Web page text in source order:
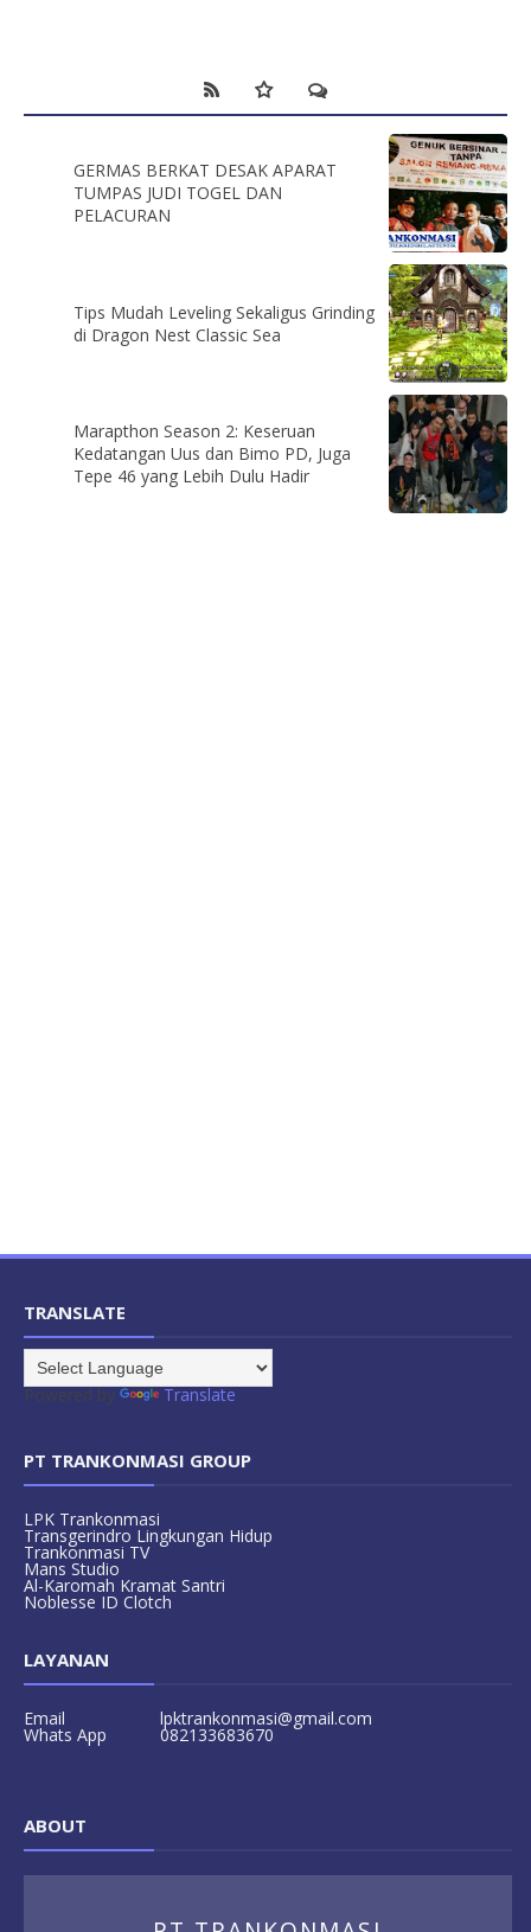
GERMAS BERKAT DESAK APARAT
TUMPAS JUDI TOGEL DAN
PELACURAN
Tips Mudah Leveling Sekaligus Grinding
di Dragon Nest Classic Sea
Marapthon Season 2: Keseruan
Kedatangan Uus dan Bimo PD, Juga
Tepe 46 yang Lebih Dulu Hadir
TRANSLATE
Powered by Translate
PT TRANKONMASI GROUP
LPK Trankonmasi
Transgerindro Lingkungan Hidup
Trankonmasi TV
Mans Studio
Al-Karomah Kramat Santri
Noblesse ID Clotch
LAYANAN
Email lpktrankonmasi@gmail.com
Whats App 082133683670
ABOUT